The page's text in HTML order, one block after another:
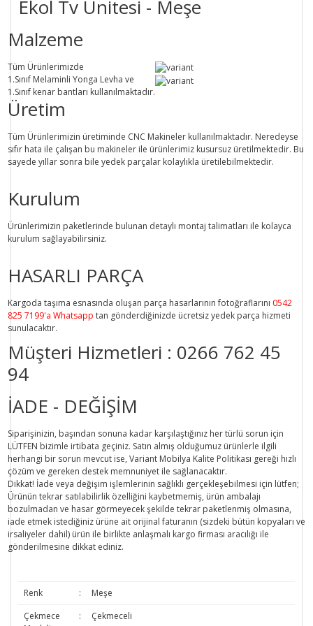
Ekol Tv Ünitesi - Meşe
Malzeme
Tüm Ürünlerimizde
1.Sınıf Melaminli Yonga Levha ve
1.Sınıf kenar bantları kullanılmaktadır.
Üretim
Tüm Ürünlerimizin üretiminde CNC Makineler kullanılmaktadır. Neredeyse
sıfır hata ile çalışan bu makineler ile ürünlerimiz kusursuz üretilmektedir. Bu
sayede yıllar sonra bile yedek parçalar kolaylıkla üretilebilmektedir.
Kurulum
Ürünlerimizin paketlerinde bulunan detaylı montaj talimatları ile kolayca
kurulum sağlayabilirsiniz.
HASARLI PARÇA
Kargoda taşıma esnasında oluşan parça hasarlarının fotoğraflarını 0542
825 7199'a Whatsapp tan gönderdiğinizde ücretsiz yedek parça hizmeti
sunulacaktır.
Müşteri Hizmetleri : 0266 762 45
94
İADE - DEĞİŞİM
Siparişinizin, başından sonuna kadar karşılaştığınız her türlü sorun için
LÜTFEN bizimle irtibata geçiniz. Satın almış olduğumuz ürünlerle ilgili
herhangi bir sorun mevcut ise, Variant Mobilya Kalite Politikası gereği hızlı
çözüm ve gereken destek memnuniyet ile sağlanacaktır.
Dikkat! İade veya değişim işlemlerinin sağlıklı gerçekleşebilmesi için lütfen;
Ürünün tekrar satılabilirlik özelliğini kaybetmemiş, ürün ambalajı
bozulmadan ve hasar görmeyecek şekilde tekrar paketlenmiş olmasına,
iade etmek istediğiniz ürüne ait orijinal faturanın (sizdeki bütün kopyaları ve
irsaliyeler dahil) ürün ile birlikte anlaşmalı kargo firması aracılığı ile
gönderilmesine dikkat ediniz.
Renk :
Meşe
Çekmece
: Çekmeceli